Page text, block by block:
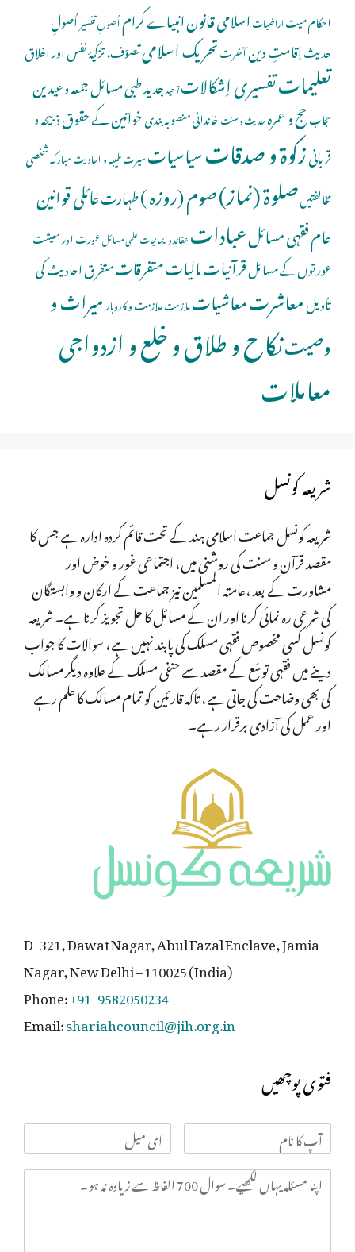
احکام میتاراضیاتاسلامی قانونانبیاے کراماُصولِ تفسیراُصولِ
حدیثاِقامتِ دینآخرتتحریک اسلامیتصوّف، تزکیۂ نفس اور اخلاق
تعلیماتتفسیری اِشکالاتتوحیدجدید طبی مسائلجمعہ و عیدین
حجابحج و عمرہحدیث و سنتخاندانی منصوبہ بندیخواتین کے حقوقذبیحہ و
قربانیزکوۃ و صدقاتسیاسیاتسیرت طیبہ و احادیث مبارکہشخصی
مخالفتیںصلوة (نماز)صوم (روزہ )طہارتعائلی قوانین
عام فقہی مسائلعباداتعقائد و ایمانیاتعلمی مسائلعورت اور معیشت
عورتوں کے مسائلقرآنیاتمالیاتمتفرقاتمتفرق احادیث کی
تأویلمعاشرتمعاشیاتملازمتملازمت و کاروبارمیراث و
وصیتنکاح و طلاق و خلع و ازدواجی
معاملات
شریعہ کونسل
شریعہ کونسل جماعت اسلامی ہند کے تحت قائم کردہ ادارہ ہے جس کا
مقصد قرآن و سنت کی روشنی میں، اجتماعی غور و خوض اور
مشاورت کے بعد ،عامتہ المسلمین نیز جماعت کے ارکان و وابستگان
کی شرعی رہ نمائی کرنا اور ان کے مسائل کا حل تجویز کرنا ہے۔ شریعہ
کونسل کسی مخصوص فقہی مسلک کی پابند نہیں ہے، سوالات کا جواب
دینے میں فقہی توسّع کے مقصد سے حنفی مسلک کے علاوہ دیگر مسالک
کی بھی وضاحت کی جاتی ہے، تاکہ قارئین کو تمام مسالک کا علم رہے
اور عمل کی آزادی برقرار رہے۔
D-321, Dawat Nagar, Abul Fazal Enclave, Jamia
Nagar, New Delhi – 110025 (India)
Phone:+91-9582050234
Email:shariahcouncil@jih.org.in
فتوی پوچھیں